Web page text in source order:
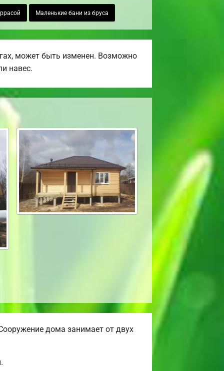
Маленькие бани из бруса
может быть изменен. Возможно
навес.
дома занимает от двух